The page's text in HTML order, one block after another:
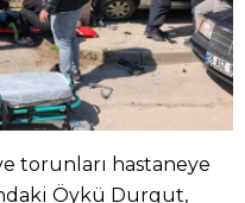
torunları hastaneye
Öykü Durgut,